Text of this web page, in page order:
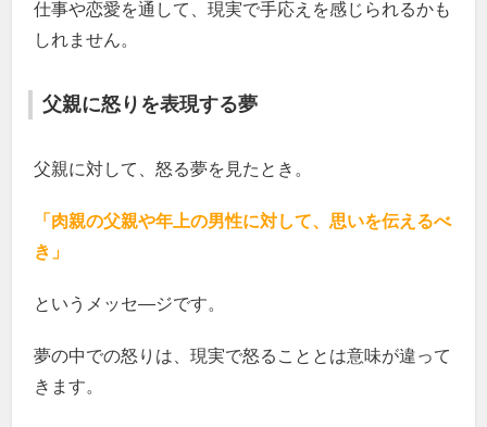
仕事や恋愛を通して、現実で手応えを感じられるかも
しれません。
父親に怒りを表現する夢
父親に対して、怒る夢を見たとき。
「肉親の父親や年上の男性に対して、思いを伝えるべ
き」
というメッセ―ジです。
夢の中での怒りは、現実で怒ることとは意味が違って
きます。